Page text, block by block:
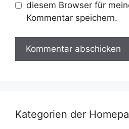
diesem Browser für
Kommentar speichern.
Kategorien der